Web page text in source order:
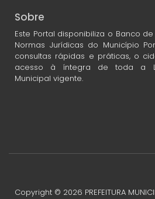
Sobre
Este Portal disponibiliza o Banco
Normas Jurídicas do Município
consultas rápidas e práticas, o
acesso à íntegra de toda a
Municipal vigente.
Copyright © 2026 PREFEITURA